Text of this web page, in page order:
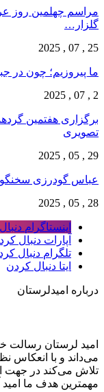
مراسم چهلمین روز
گلزار…
25 , 07 , 2025
ما پیروزیم؛ چون در
2 , 07 , 2025
برگزاری هفتمین
تصویری
29 , 05 , 2025
عباس گودرزی
28 , 05 , 2025
اینستاگرام
آپارات دنبال
تلگرام دنبال
ایتا دنبال کردن
درباره امیدلرستان
امید لرستان رسالت
می‌داند و با انعکاس
تلاش می‌کند در جهت
مهمترین هدف ما امید